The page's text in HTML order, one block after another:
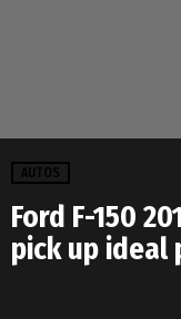
AUTOS
Ford F-150
pick up ideal